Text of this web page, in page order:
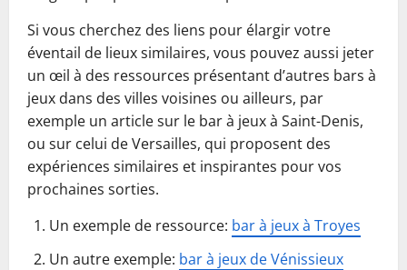
Si vous cherchez des liens pour élargir votre
éventail de lieux similaires, vous pouvez aussi jeter
un œil à des ressources présentant d’autres bars à
jeux dans des villes voisines ou ailleurs, par
exemple un article sur le bar à jeux à Saint-Denis,
ou sur celui de Versailles, qui proposent des
expériences similaires et inspirantes pour vos
prochaines sorties.
Un exemple de ressource: bar à jeux à Troyes
Un autre exemple: bar à jeux de Vénissieux